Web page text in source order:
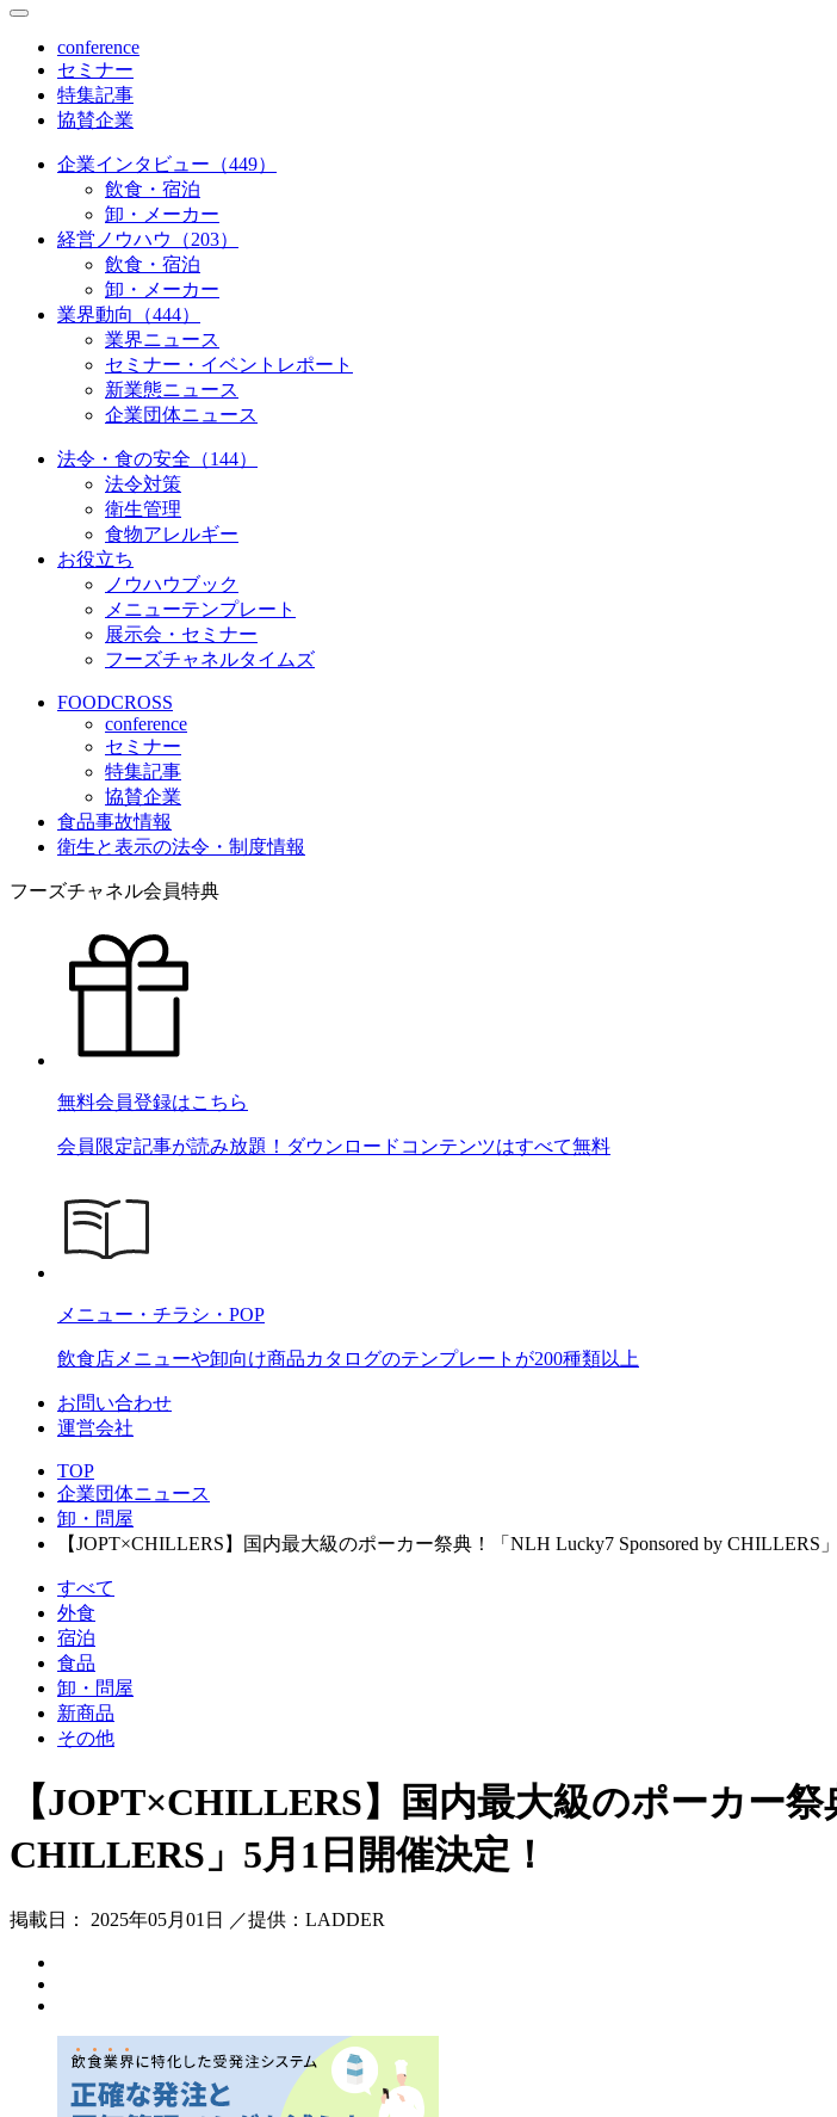
conference
セミナー
特集記事
協賛企業
企業インタビュー（449）
飲食・宿泊
卸・メーカー
経営ノウハウ（203）
飲食・宿泊
卸・メーカー
業界動向（444）
業界ニュース
セミナー・イベントレポート
新業態ニュース
企業団体ニュース
法令・食の安全（144）
法令対策
衛生管理
食物アレルギー
お役立ち
ノウハウブック
メニューテンプレート
展示会・セミナー
フーズチャネルタイムズ
FOODCROSS
conference
セミナー
特集記事
協賛企業
食品事故情報
衛生と表示の法令・制度情報
フーズチャネル会員特典
無料会員登録はこちら
会員限定記事が読み放題！ダウンロードコンテンツはすべて無料
メニュー・チラシ・POP
飲食店メニューや卸向け商品カタログのテンプレートが200種類以上
お問い合わせ
運営会社
TOP
企業団体ニュース
卸・問屋
【JOPT×CHILLERS】国内最大級のポーカー祭典！「NLH Lucky7 Sponsored by CHILLERS
すべて
外食
宿泊
食品
卸・問屋
新商品
その他
【JOPT×CHILLERS】国内最大級のポーカー
CHILLERS」5月1日開催決定！
掲載日： 2025年05月01日 ／提供：LADDER